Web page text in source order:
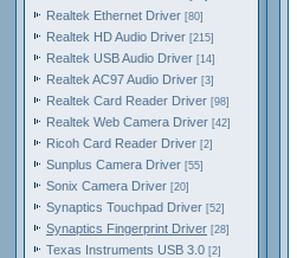
Realtek Ethernet Driver [80]
Realtek HD Audio Driver [215]
Realtek USB Audio Driver [14]
Realtek AC97 Audio Driver [3]
Realtek Card Reader Driver [98]
Realtek Web Camera Driver [42]
Ricoh Card Reader Driver [2]
Sunplus Camera Driver [55]
Sonix Camera Driver [20]
Synaptics Touchpad Driver [52]
Synaptics Fingerprint Driver [28]
Texas Instruments USB 3.0 [2]